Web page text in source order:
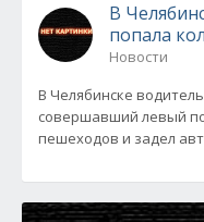
В
попала
Новости
В Челябинске
совершавший левый
пешеходов и задел